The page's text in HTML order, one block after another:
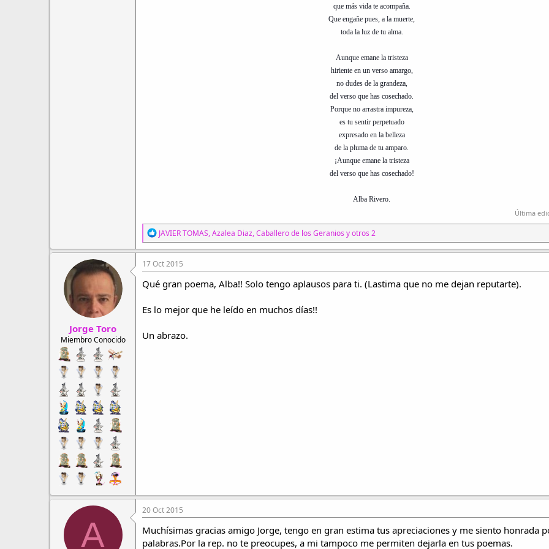
que más vida te acompaña.
Que engañe pues, a la muerte,
toda la luz de tu alma.
Aunque emane la tristeza
hiriente en un verso amargo,
no dudes de la grandeza,
del verso que has cosechado.
Porque no arrastra impureza,
es tu sentir perpetuado
expresado en la belleza
de la pluma de tu amparo.
¡Aunque emane la tristeza
del verso que has cosechado!
Alba Rivero.
Última
R
e
a
c
c
i
o
e
JAVIER TOMAS,Azalea Diaz,Caballero de los Geranios y otros 2
Jorge Toro
Miembro Conocido
17 Oct 2015
Qué gran poema, Alba!! Solo tengo aplausos para ti. (Lastima que no me dejan reputarte).
Es lo mejor que he leído en muchos días!!
Un abrazo.
A
20 Oct 2015
Muchísimas gracias amigo Jorge, tengo en gran estima tus apreciaciones y me siento honrada
palabras.Por la rep. no te preocupes, a mi tampoco me permiten dejarla en tus poemas.